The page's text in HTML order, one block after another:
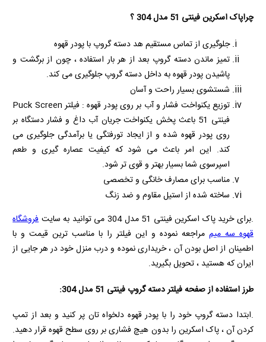
چراپاک اسکرین فینتی 51 مدل 304 ؟
جلوگیری از تماس مستقیم هد دسته گروپ با پودر قهوه
تمیز ماندن دسته گروپ بعد از هر بار استفاده ، چون از برگشت و
پاشیدن پودر قهوه به داخل دسته گروپ جلوگیری می کند.
شستشوی بسیار راحت و آسان
توزیع یکنواخت فشار و آب بر روی پودر قهوه : فیلترPuck Screen
فینتی 51 باعث پخش یکنواخت جریان آب داغ و فشار دستگاه بر
روی پودر قهوه شده و از ایجاد تورفتگی یا برآمدگی جلوگیری می
کند. این امر باعث می شود که کیفیت عصاره گیری و طعم
اسپرسوی شما بسیار بهتر و قوی تر شود.
مناسب برای مصارف خانگی و تخصصی
ساخته شده از استیل مقاوم و ضد زنگ
.برای خرید پاک اسکرین فینتی 51 مدل 304 می توانید به سایت
فروشگاه
قهوه سه میم مراجعه نموده و این فیلتر را با مناسب ترین قیمت و با
اطمینان از اصل بودن آن ، خریداری نموده و درب منزل خود در هر جایی از
ایران که هستید ، تحویل بگیرید.
طرز استفاده از صفحه فیلتر دسته گروپ فینتی 51 مدل 304:
.ابتدا دسته گروپ خود را با پودر قهوه دلخواه تان پر کنید و بعد از تمپ
کردن آن ، پاک اسکرین را بدون هیچ فشاری بر روی سطح قهوه قرار دهید.